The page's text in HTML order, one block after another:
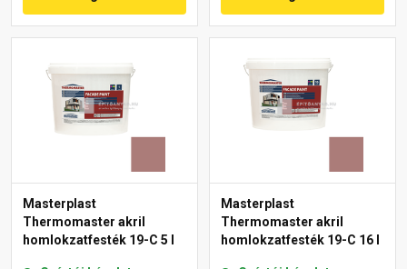
Masterplast
Thermomaster akril
homlokzatfesték 19-C 5 l
Masterplast
Thermomaster akril
homlokzatfesték 19-C 16 l